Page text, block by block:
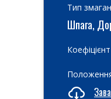
Тип
Шпага,
Коефіцієнт